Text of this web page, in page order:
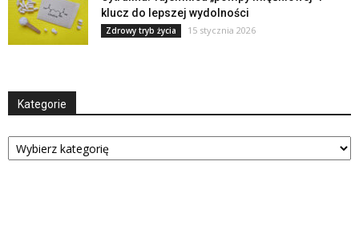
klucz do lepszej wydolności
Zdrowy tryb życia 15 stycznia 2026
Kategorie
Kategorie